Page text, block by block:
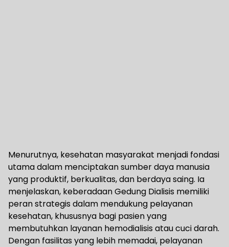
Menurutnya, kesehatan masyarakat menjadi fondasi
utama dalam menciptakan sumber daya manusia
yang produktif, berkualitas, dan berdaya saing. Ia
menjelaskan, keberadaan Gedung Dialisis memiliki
peran strategis dalam mendukung pelayanan
kesehatan, khususnya bagi pasien yang
membutuhkan layanan hemodialisis atau cuci darah.
Dengan fasilitas yang lebih memadai, pelayanan